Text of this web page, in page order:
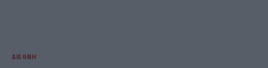
ΔΙΕΘΝΉ